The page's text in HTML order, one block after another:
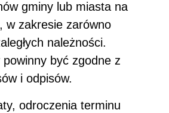
gminy lub miasta na
w zakresie zarówno
należności.
być zgodne z
i odpisów.
odroczenia terminu